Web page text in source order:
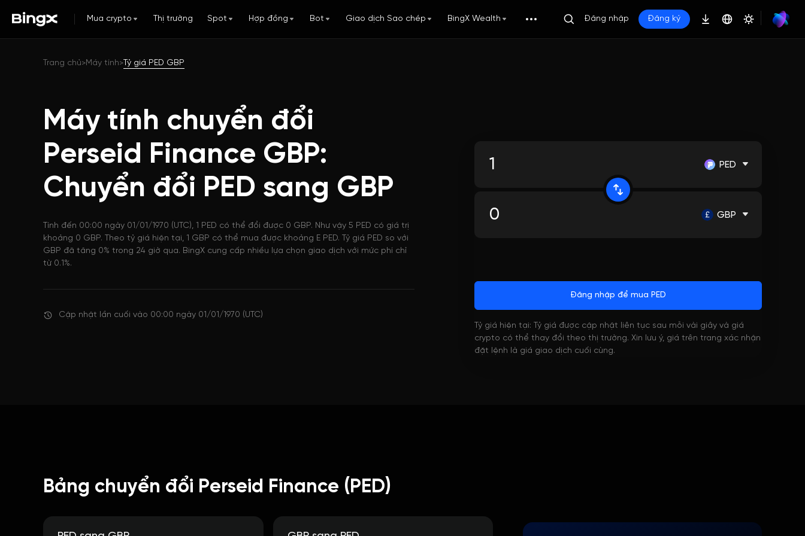
Mua crypto Thị trường Spot Hợp đồng Bot Giao dịch Sao chép BingX Wealth Đăng nhập Đăng ký
Trang chủ>Máy tính> Tỷ giá PED GBP
Máy tính chuyển đổi
Perseid Finance GBP:
Chuyển đổi PED sang GBP
Tính đến 00:00 ngày 01/01/1970 (UTC), 1 PED có thể đổi được 0 GBP. Như vậy 5 PED có giá trị
khoảng 0 GBP. Theo tỷ giá hiện tại, 1 GBP có thể mua được khoảng E PED. Tỷ giá PED so với
GBP đã tăng 0% trong 24 giờ qua. BingX cung cấp nhiều lựa chọn giao dịch với mức phí chỉ
từ 0.1%.
Cập nhật lần cuối vào 00:00 ngày 01/01/1970 (UTC)
PED
GBP
Đăng nhập để mua PED
Tỷ giá hiện tại: Tỷ giá được cập nhật liên tục sau mỗi vài giây và giá
crypto có thể thay đổi theo thị trường. Xin lưu ý, giá trên trang xác nhận
đặt lệnh là giá giao dịch cuối cùng.
Bảng chuyển đổi Perseid Finance (PED)